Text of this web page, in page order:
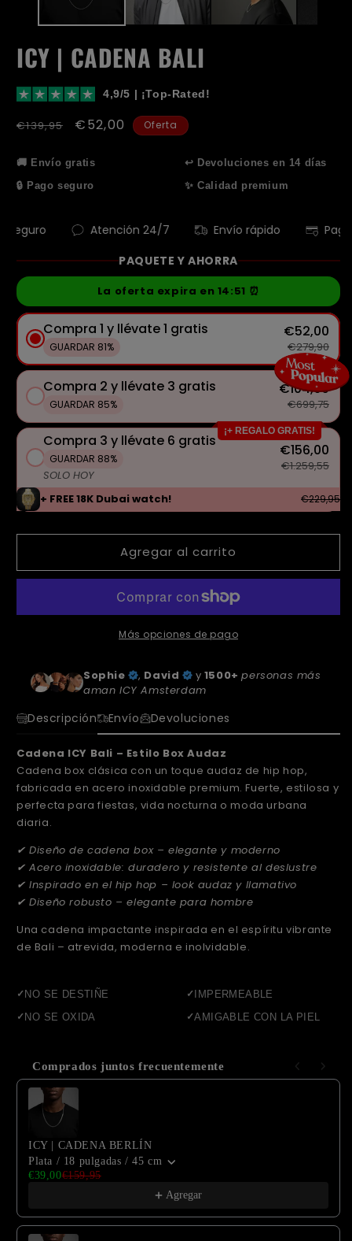
ICY | CADENA BALI
4,9/5 | ¡Top-Rated!
Precio
€139,95
Precio
oferta
€52,00 Oferta
🚚 Envío gratis
↩️ Devoluciones en 14 días
🔒 Pago seguro
✨ Calidad premium
Atención 24/7 Envío rápido
Pago
PAQUETE Y AHORRA
La oferta expira en 14:50⏰
Compra 1 y llévate 1 gratis
GUARDAR 81%
€52,00
€279,90
Compra 2 y llévate 3 gratis
GUARDAR 85%
€104,00
€699,75
¡+ REGALO GRATIS!
Compra 3 y llévate 6 gratis
GUARDAR 88%
SOLO HOY
€156,00
€1.259,55
+ FREE 18K Dubai watch! €229,95
Agregar al carrito
Más opciones de pago
Sophie , David y 1500+ personas más
aman ICY Amsterdam
Descripción Envío Devoluciones
Cadena ICY Bali – Estilo Box Audaz
Cadena box clásica con un toque audaz de hip hop,
fabricada en acero inoxidable premium. Fuerte, estilosa y
perfecta para fiestas, vida nocturna o moda urbana
diaria.
✔ Diseño de cadena box – elegante y moderno
✔ Acero inoxidable: duradero y resistente al deslustre
✔ Inspirado en el hip hop – look audaz y llamativo
✔ Diseño robusto – elegante para hombre
Una cadena impactante inspirada en el espíritu vibrante
de Bali – atrevida, moderna e inolvidable.
NO SE DESTIÑE
IMPERMEABLE
NO SE OXIDA
AMIGABLE CON LA PIEL
Comprados juntos frecuentemente
Use the Previous and Next buttons to navigate through
ICY | CADENA BERLÍN
Plata / 18 pulgadas / 45 cm
€39,00€159,95
Agregar